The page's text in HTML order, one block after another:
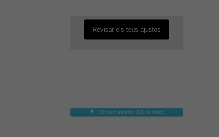
Revisar els teus ajustos
Concert anterior (18 de març)